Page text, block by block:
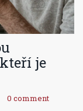
je
0 comment